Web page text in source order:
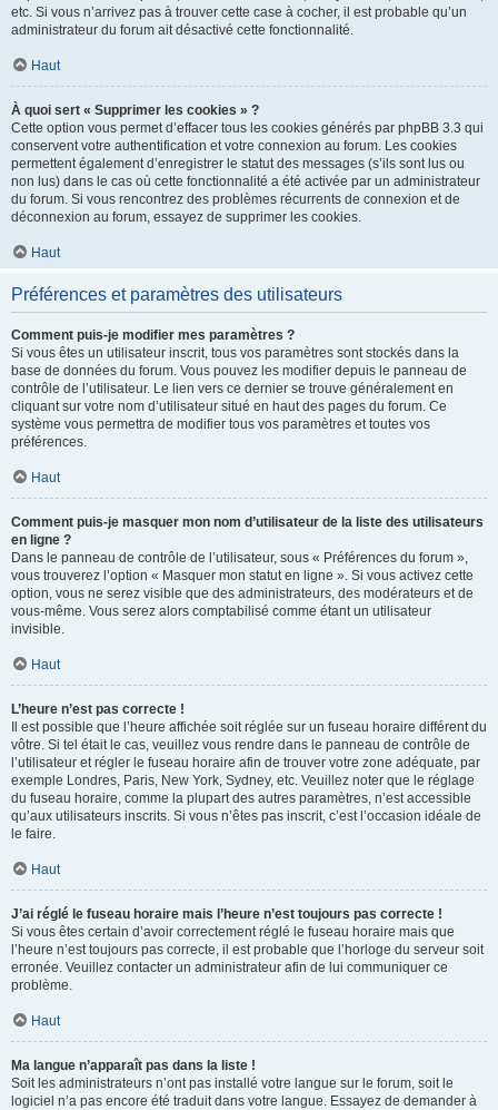
etc. Si vous n’arrivez pas à trouver cette case à cocher, il est probable qu’un
administrateur du forum ait désactivé cette fonctionnalité.
Haut
À quoi sert « Supprimer les cookies » ?
Cette option vous permet d’effacer tous les cookies générés par phpBB 3.3 qui
conservent votre authentification et votre connexion au forum. Les cookies
permettent également d’enregistrer le statut des messages (s’ils sont lus ou
non lus) dans le cas où cette fonctionnalité a été activée par un administrateur
du forum. Si vous rencontrez des problèmes récurrents de connexion et de
déconnexion au forum, essayez de supprimer les cookies.
Haut
Préférences et paramètres des utilisateurs
Comment puis-je modifier mes paramètres ?
Si vous êtes un utilisateur inscrit, tous vos paramètres sont stockés dans la
base de données du forum. Vous pouvez les modifier depuis le panneau de
contrôle de l’utilisateur. Le lien vers ce dernier se trouve généralement en
cliquant sur votre nom d’utilisateur situé en haut des pages du forum. Ce
système vous permettra de modifier tous vos paramètres et toutes vos
préférences.
Haut
Comment puis-je masquer mon nom d’utilisateur de la liste des utilisateurs
en ligne ?
Dans le panneau de contrôle de l’utilisateur, sous « Préférences du forum »,
vous trouverez l’option « Masquer mon statut en ligne ». Si vous activez cette
option, vous ne serez visible que des administrateurs, des modérateurs et de
vous-même. Vous serez alors comptabilisé comme étant un utilisateur
invisible.
Haut
L’heure n’est pas correcte !
Il est possible que l’heure affichée soit réglée sur un fuseau horaire différent du
vôtre. Si tel était le cas, veuillez vous rendre dans le panneau de contrôle de
l’utilisateur et régler le fuseau horaire afin de trouver votre zone adéquate, par
exemple Londres, Paris, New York, Sydney, etc. Veuillez noter que le réglage
du fuseau horaire, comme la plupart des autres paramètres, n’est accessible
qu’aux utilisateurs inscrits. Si vous n’êtes pas inscrit, c’est l’occasion idéale de
le faire.
Haut
J’ai réglé le fuseau horaire mais l’heure n’est toujours pas correcte !
Si vous êtes certain d’avoir correctement réglé le fuseau horaire mais que
l’heure n’est toujours pas correcte, il est probable que l’horloge du serveur soit
erronée. Veuillez contacter un administrateur afin de lui communiquer ce
problème.
Haut
Ma langue n’apparaît pas dans la liste !
Soit les administrateurs n’ont pas installé votre langue sur le forum, soit le
logiciel n’a pas encore été traduit dans votre langue. Essayez de demander à